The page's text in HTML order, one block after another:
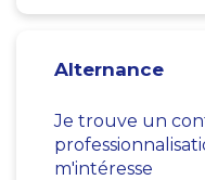
Alternance
Je trouve un
m'intéresse